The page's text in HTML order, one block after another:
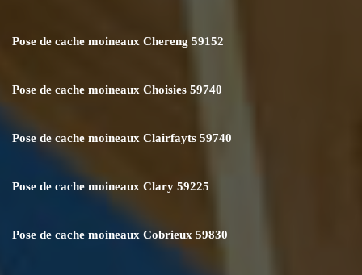
Pose de cache moineaux Chereng 59152
Pose de cache moineaux Choisies 59740
Pose de cache moineaux Clairfayts 59740
Pose de cache moineaux Clary 59225
Pose de cache moineaux Cobrieux 59830